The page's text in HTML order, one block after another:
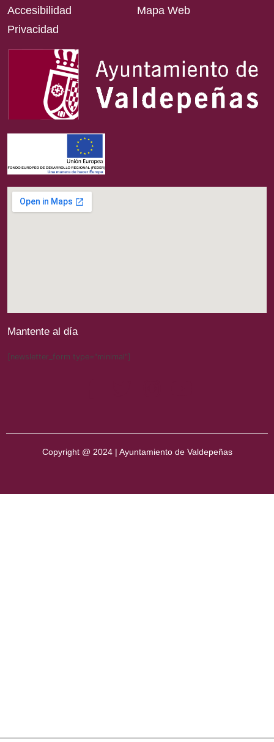
Accesibilidad
Privacidad
Mapa Web
Mantente al día
[newsletter_form type="minimal"]
Copyright @ 2024 | Ayuntamiento de Valdepeñas